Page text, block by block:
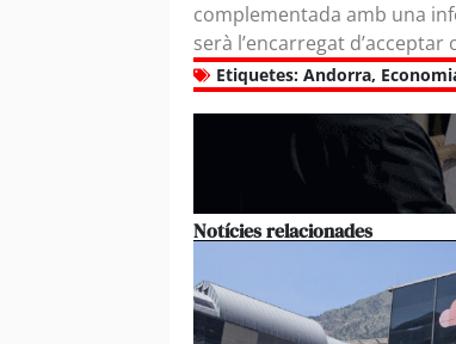
complementada amb una
serà l’encarregat
Etiquetes: Andorra,
Notícies relacionades